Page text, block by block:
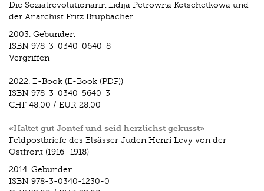
Die Sozialrevolutionärin Lidija Petrowna Kotschetkowa und
der Anarchist Fritz Brupbacher
2003. Gebunden
ISBN 978-3-0340-0640-8
Vergriffen
2022. E-Book (E-Book (PDF))
ISBN 978-3-0340-5640-3
CHF 48.00 / EUR 28.00
«Haltet gut Jontef und seid herzlichst geküsst»
Feldpostbriefe des Elsässer Juden Henri Levy von der
Ostfront (1916–1918)
2014. Gebunden
ISBN 978-3-0340-1230-0